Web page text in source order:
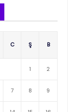
C Ş B
1 2
7 8 9